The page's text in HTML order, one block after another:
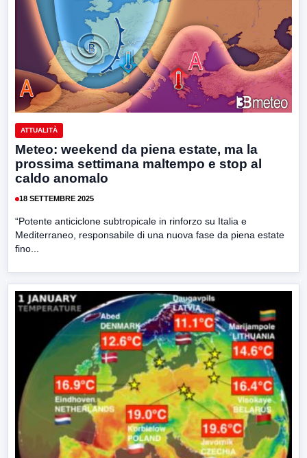
ATTUALITÀ
Meteo: weekend da piena estate, ma la
prossima settimana maltempo e stop al
caldo anomalo
18 SETTEMBRE 2025
“Potente anticiclone subtropicale in rinforzo su Italia e
Mediterraneo, responsabile di una nuova fase da piena estate
fino...